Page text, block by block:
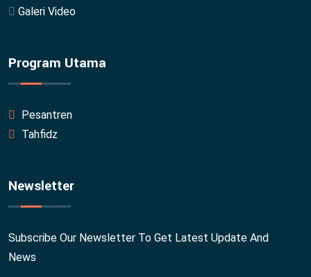
Galeri Video
Program Utama
Pesantren
Tahfidz
Newsletter
Subscribe Our Newsletter To Get Latest Update And
News